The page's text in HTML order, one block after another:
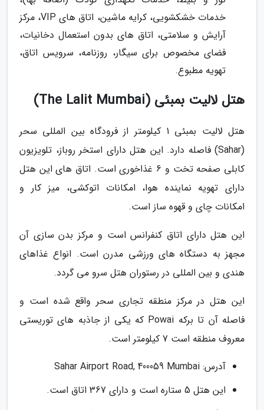
خدمات خشکشویی، کرایه ماشین، اتاق های VIP، مرکز
آرایش و سلامتی، اتاق های بدون استعمال دخانیات،
فضای مخصوص برای سیگار، روزنامه، سرویس اتاق،
تهویه مطبوع.
هتل لالیت بمبئی (The Lalit Mumbai)
هتل لالیت بمبئی 1 کیلومتر از فرودگاه بین المللی سحر
(Sahar) فاصله دارد. این هتل دارای استخر روباز، تلویزیون
کابلی صفحه تخت و 6 غذاخوری است. اتاق های این هتل
دارای تهویه نماینده هوا، امکانات اتوکشی، میز کار و
امکانات چای و قهوه ساز است.
این هتل دارای اتاق کنفرانس است و مرکز بدن سازی آن
مجهز به دستگاه های ورزشی مدرن است. انواع غذاهای
هندی و بین المللی در رستوران هتل سرو می گردد.
این هتل در مرکز منطقه تجاری سحر واقع شده است و
فاصله آن تا برکه Powai که یکی از جاذبه های توریستی
معروف منطقه است 7 کیلومتر است.
آدرس: Sahar Airport Road, 400059 Mumbai
این هتل 5 ستاره است و دارای 367 اتاق است.